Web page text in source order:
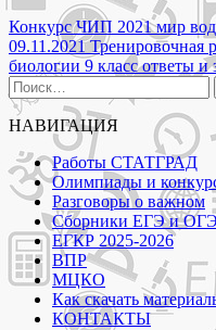
Навигация
по
записям
Конкурс ЧИП 2021 мир
09.11.2021 Тренировочная
биологии 9 класс ответы и
Найти:
НАВИГАЦИЯ
Работы СТАТГРАД
Олимпиады и
Разговоры о важном
Сборники ЕГЭ и ОГЭ
ЕГКР 2025-2026
ВПР
МЦКО
Как скачать
КОНТАКТЫ